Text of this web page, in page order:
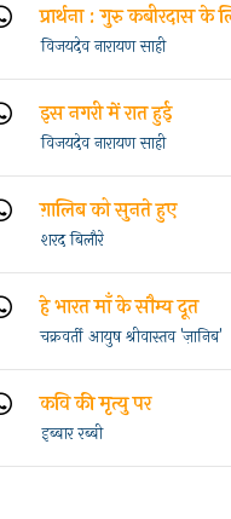
प्रार्थना : गुरु कबीरदास के
विजयदेव नारायण साही
इस नगरी में रात हुई
विजयदेव नारायण साही
ग़ालिब को सुनते हुए
शरद बिलाैरे
हे भारत माँ के सौम्य दूत
चक्रवर्ती आयुष श्रीवास्तव 'ज़ानिब'
कवि की मृत्यु पर
इब्बार रब्बी